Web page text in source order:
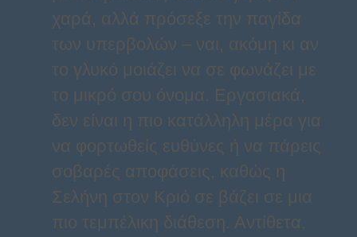
χαρά, αλλά πρόσεξε την παγίδα
των υπερβολών – ναι, ακόμη κι αν
το γλυκό μοιάζει να σε φωνάζει με
το μικρό σου όνομα. Εργασιακά,
δεν είναι η πιο κατάλληλη μέρα για
να φορτωθείς ευθύνες ή να πάρεις
σοβαρές αποφάσεις, καθώς η
Σελήνη στον Κριό σε βάζει σε μια
πιο τεμπέλικη διάθεση. Αντίθετα,